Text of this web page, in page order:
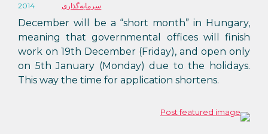
2014
سرمایه‌گذاری
December will be a “short month” in Hungary,
meaning that governmental offices will finish
work on 19th December (Friday), and open only
on 5th January (Monday) due to the holidays.
This way the time for application shortens.